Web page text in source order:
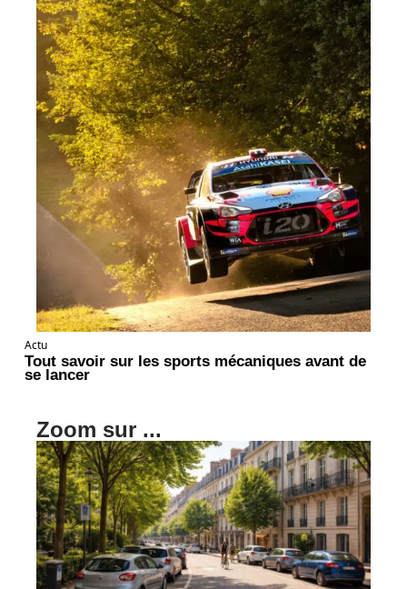
Actu
Tout savoir sur les sports mécaniques avant de
se lancer
Zoom sur ...